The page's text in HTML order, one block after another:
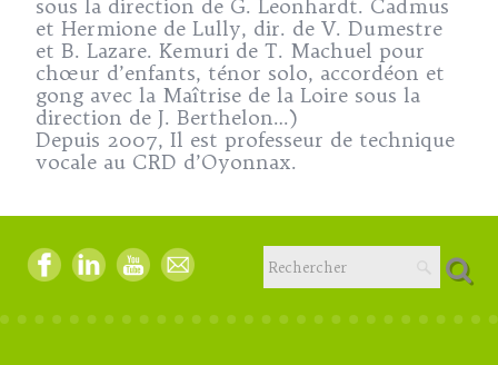
sous la direction de G. Leonhardt. Cadmus
et Hermione de Lully, dir. de V. Dumestre
et B. Lazare. Kemuri de T. Machuel pour
chœur d’enfants, ténor solo, accordéon et
gong avec la Maîtrise de la Loire sous la
direction de J. Berthelon…)
Depuis 2007, Il est professeur de technique
vocale au CRD d’Oyonnax.